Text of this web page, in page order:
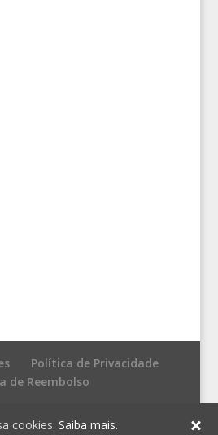
Política de Privacidade
de Reembolso
- Editores
cookies: Saiba mais.